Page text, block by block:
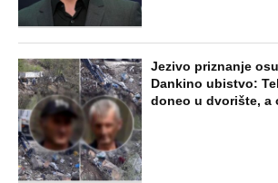
Jezivo priznanje
Dankino ubistvo:
doneo u dvorište, a